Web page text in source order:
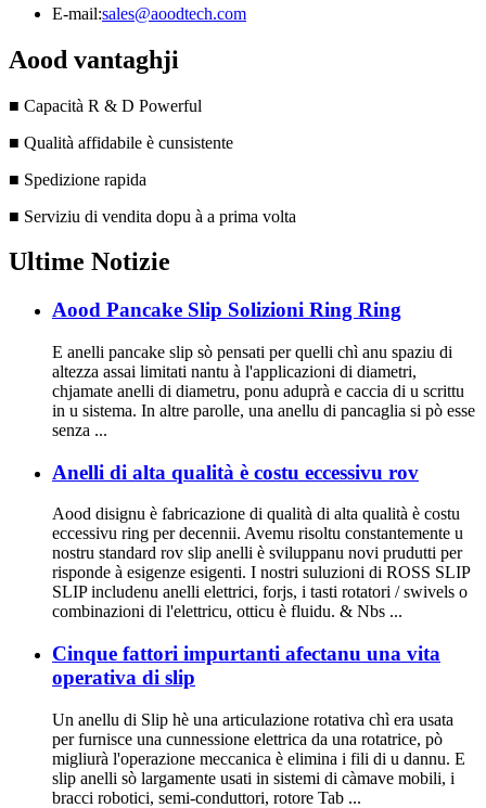
E-mail:sales@aoodtech.com
Aood vantaghji
■ Capacità R & D Powerful
■ Qualità affidabile è cunsistente
■ Spedizione rapida
■ Serviziu di vendita dopu à a prima volta
Ultime Notizie
Aood Pancake Slip Solizioni Ring Ring
E anelli pancake slip sò pensati per quelli chì anu spaziu di
altezza assai limitati nantu à l'applicazioni di diametri,
chjamate anelli di diametru, ponu aduprà e caccia di u scrittu
in u sistema. In altre parolle, una anellu di pancaglia si pò esse
senza ...
Anelli di alta qualità è costu eccessivu rov
Aood disignu è fabricazione di qualità di alta qualità è costu
eccessivu ring per decennii. Avemu risoltu constantemente u
nostru standard rov slip anelli è sviluppanu novi prudutti per
risponde à esigenze esigenti. I nostri suluzioni di ROSS SLIP
SLIP includenu anelli elettrici, forjs, i tasti rotatori / swivels o
combinazioni di l'elettricu, otticu è fluidu. & Nbs ...
Cinque fattori impurtanti afectanu una vita
operativa di slip
Un anellu di Slip hè una articulazione rotativa chì era usata
per furnisce una cunnessione elettrica da una rotatrice, pò
migliurà l'operazione meccanica è elimina i fili di u dannu. E
slip anelli sò largamente usati in sistemi di càmave mobili, i
bracci robotici, semi-conduttori, rotore Tab ...